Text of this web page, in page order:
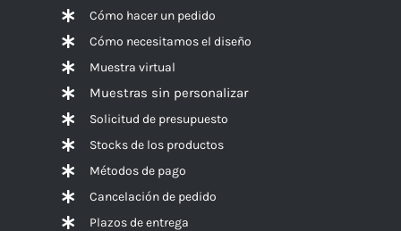
Cómo hacer un pedido
Cómo necesitamos el diseño
Muestra virtual
Muestras sin personalizar
Solicitud de presupuesto
Stocks de los productos
Métodos de pago
Cancelación de pedido
Plazos de entrega